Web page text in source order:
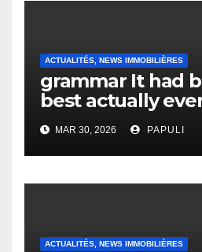
ACTUALITÉS, NEWS IMMOBILIÈRES
grammar It had
best actually
to it’s the top
English
Heap Change
MAR 30, 2026 PAPULI
ACTUALITÉS, NEWS IMMOBILIÈRES